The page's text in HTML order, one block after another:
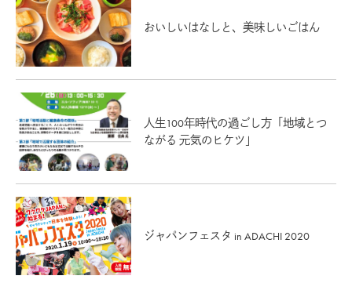
おいしいはなしと、美味しいごはん
人生100年時代の過ごし方「地域とつ
ながる 元気のヒケツ」
ジャパンフェスタ in ADACHI 2020